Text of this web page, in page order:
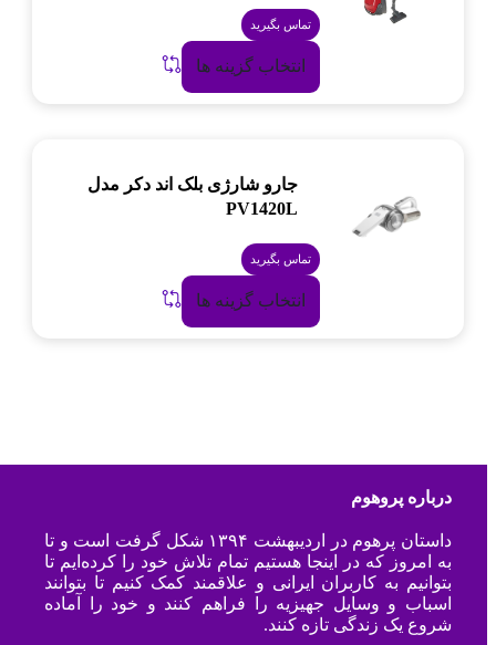
تماس بگیرید
انتخاب گزینه ها
جارو شارژی بلک اند دکر مدل
PV1420L
تماس بگیرید
انتخاب گزینه ها
درباره پروهوم
داستان پرهوم در اردیبهشت ۱۳۹۴ شکل گرفت است و تا
به امروز که در اینجا هستیم تمام تلاش خود را کرده‌ایم تا
بتوانیم به کاربران ایرانی و علاقمند کمک کنیم تا بتوانند
اسباب و وسایل جهیزیه را فراهم کنند و خود را آماده
شروع یک زندگی تازه کنند.